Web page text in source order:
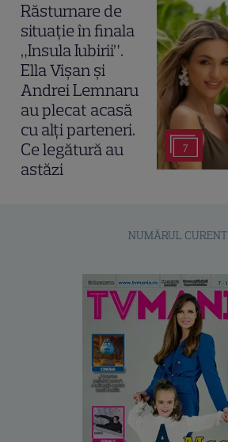
7
Răsturnare de
situație în finala
„Insula Iubirii”.
Ella Vișan și
Andrei Lemnaru
au plecat acasă
cu alți parteneri.
Ce legătură au
astăzi
NUMĂRUL CURENT